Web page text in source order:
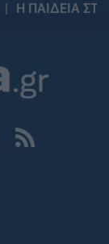
Η ΠΑΙΔΕΙΑ